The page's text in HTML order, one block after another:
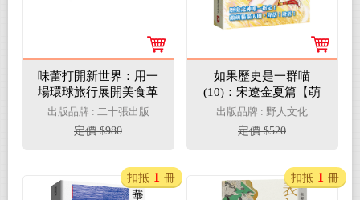
味蕾打開新世界：用一
場環球旅行展開美食革
命（二冊套書：外出用
餐＋美食冒險中）
出版品牌 : 二十張出版
定價 $980
如果歷史是一群喵
(10)：宋遼金夏篇【萌
貓漫畫學歷史】(暢銷二
版)
出版品牌 : 野人文化
定價 $520
扣抵 1 冊 扣抵 1 冊